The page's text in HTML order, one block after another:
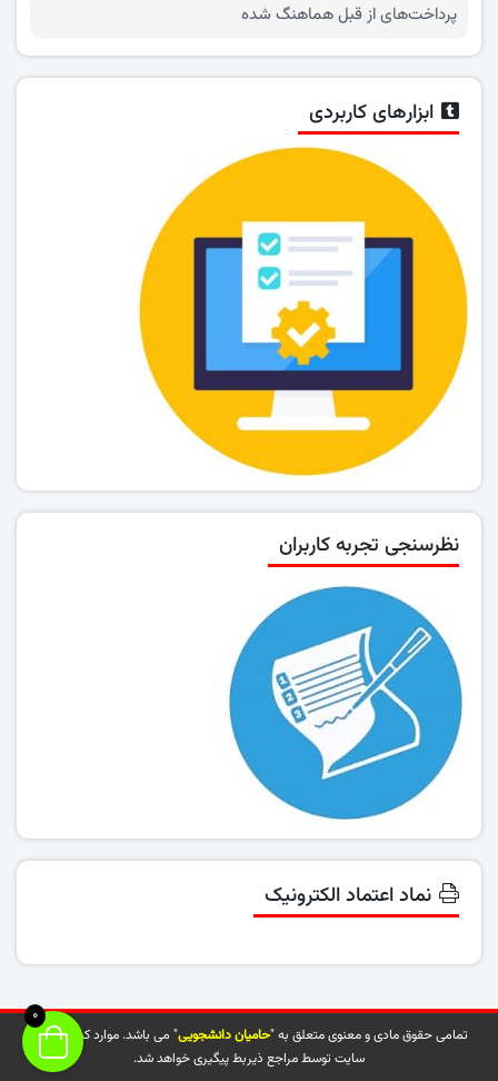
پرداخت‌های از قبل هماهنگ شده
ابزارهای کاربردی
نظرسنجی تجربه کاربران
نماد اعتماد الکترونیک
تمامی حقوق مادی و معنوی متعلق به "حامیان دانشجویی" می باشد. موارد کپی شده از
سایت توسط مراجع ذیربط پیگیری خواهد شد.
0